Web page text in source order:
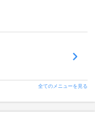
全てのメニューを見る